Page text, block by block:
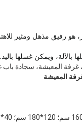
، هو رفيق مذهل ومثير
ويمكن غسلها باليد.
غرفة المعيشة، سجادة باب
المعيشة